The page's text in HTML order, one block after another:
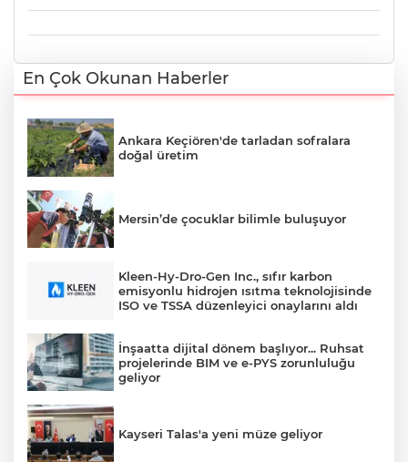
En Çok Okunan Haberler
Ankara Keçiören'de tarladan sofralara
doğal üretim
Mersin’de çocuklar bilimle buluşuyor
Kleen-Hy-Dro-Gen Inc., sıfır karbon
emisyonlu hidrojen ısıtma teknolojisinde
ISO ve TSSA düzenleyici onaylarını aldı
İnşaatta dijital dönem başlıyor... Ruhsat
projelerinde BIM ve e-PYS zorunluluğu
geliyor
Kayseri Talas'a yeni müze geliyor